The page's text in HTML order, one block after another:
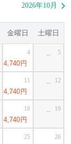
2026年10月 
金曜日 土曜日
4,740 円
4 -- 5
4,740 円
11 -- 12
4,740 円
18 -- 19
25 26